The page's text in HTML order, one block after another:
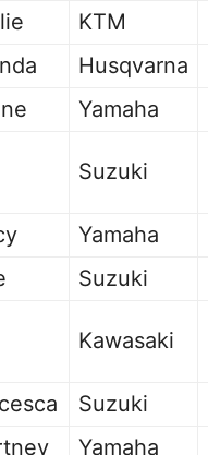
KTM
Husqvarna
Yamaha
Suzuki
Yamaha
Suzuki
Kawasaki
Suzuki
Yamaha